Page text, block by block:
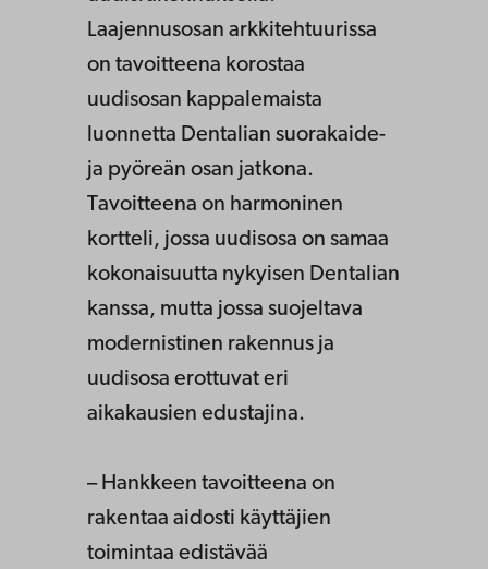
Laajennusosan arkkitehtuurissa
on tavoitteena korostaa
uudisosan kappalemaista
luonnetta Dentalian suorakaide-
ja pyöreän osan jatkona.
Tavoitteena on harmoninen
kortteli, jossa uudisosa on samaa
kokonaisuutta nykyisen Dentalian
kanssa, mutta jossa suojeltava
modernistinen rakennus ja
uudisosa erottuvat eri
aikakausien edustajina.
– Hankkeen tavoitteena on
rakentaa aidosti käyttäjien
toimintaa edistävää